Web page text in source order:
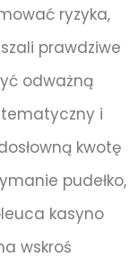
ryzyka,
prawdziwe
odważną
i
kwotę
pudełko,
kasyno
wskroś